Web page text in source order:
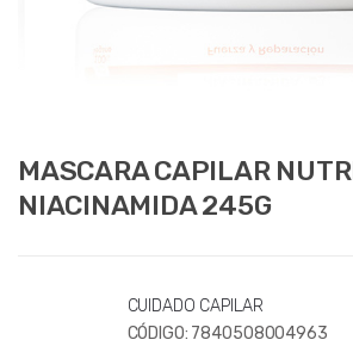
MASCARA CAPILAR
NIACINAMIDA 245G
CUIDADO CAPILAR
CÓDIGO: 7840508004963